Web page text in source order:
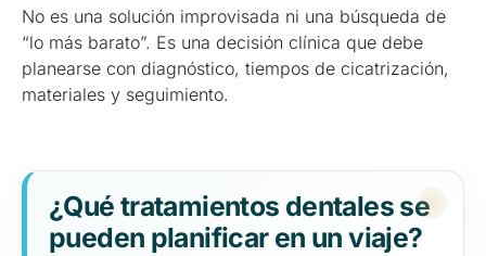
No es una solución improvisada ni una búsqueda de
“lo más barato”. Es una decisión clínica que debe
planearse con diagnóstico, tiempos de cicatrización,
materiales y seguimiento.
¿Qué tratamientos dentales se
pueden planificar en un viaje?